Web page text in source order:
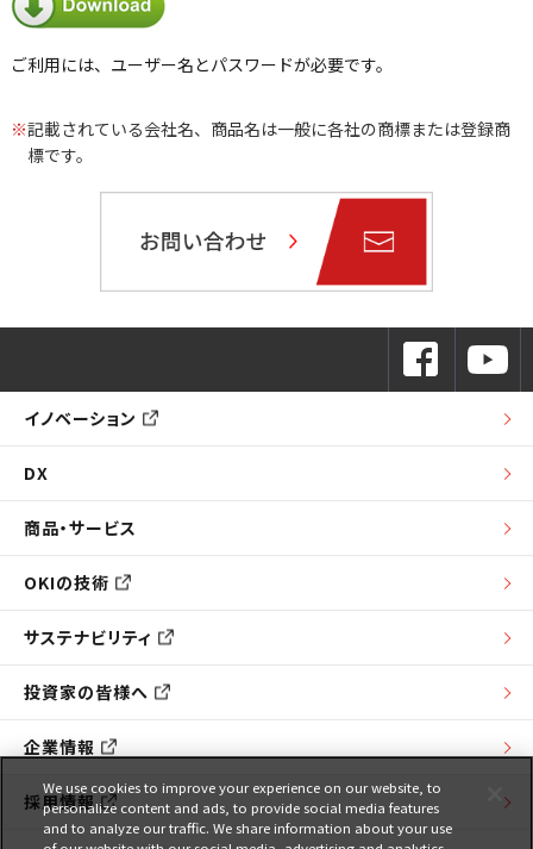
ご利用には、ユーザー名とパスワードが必要です。
※記載されている会社名、商品名は一般に各社の商標または登録商
標です。
イノベーション
DX
商品・サービス
OKIの技術
サステナビリティ
投資家の皆様へ
企業情報
採用情報
We use cookies to improve your experience on our website, to
personalize content and ads, to provide social media features
and to analyze our traffic. We share information about your use